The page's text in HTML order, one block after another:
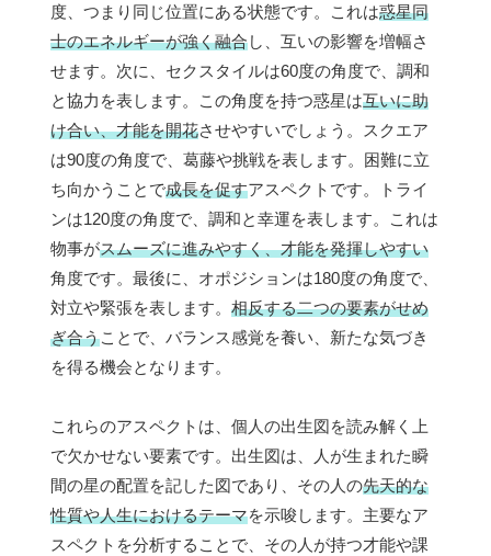
度、つまり同じ位置にある状態です。これは惑星同
士のエネルギーが強く融合し、互いの影響を増幅さ
せます。次に、セクスタイルは60度の角度で、調和
と協力を表します。この角度を持つ惑星は互いに助
け合い、才能を開花させやすいでしょう。スクエア
は90度の角度で、葛藤や挑戦を表します。困難に立
ち向かうことで成長を促すアスペクトです。トライ
ンは120度の角度で、調和と幸運を表します。これは
物事がスムーズに進みやすく、才能を発揮しやすい
角度です。最後に、オポジションは180度の角度で、
対立や緊張を表します。 相反する二つの要素がせめ
ぎ合うことで、バランス感覚を養い、新たな気づき
を得る機会となります。
これらのアスペクトは、個人の出生図を読み解く上
で欠かせない要素です。出生図は、人が生まれた瞬
間の星の配置を記した図であり、その人の先天的な
性質や人生におけるテーマを示唆します。主要なア
スペクトを分析することで、その人が持つ才能や課